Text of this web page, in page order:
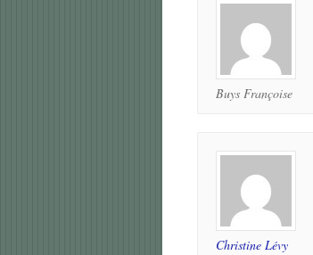
Buys Françoise
Christine Lévy